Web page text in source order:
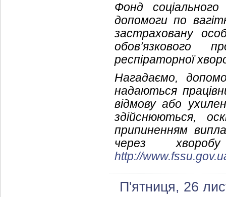
Фонд
допомоги по
застраховану
обов’язкового
респіраторної
Нагадаємо,
надаються
відмову або
здійснюються,
припиненням
через
http://
П'ятниця, 26